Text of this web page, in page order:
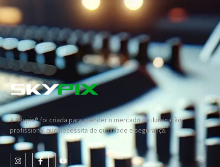
A Skypix® foi criada para atender o mercado de iluminação
profissional que necessita de qualidade e segurança.